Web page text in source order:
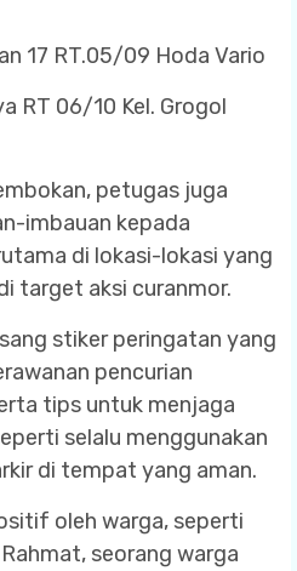
17 RT.05/09 Hoda Vario
RT 06/10 Kel. Grogol
petugas juga
imbauan kepada
di lokasi-lokasi yang
target aksi curanmor.
stiker peringatan yang
pencurian
tips untuk menjaga
selalu menggunakan
di tempat yang aman.
oleh warga, seperti
seorang warga